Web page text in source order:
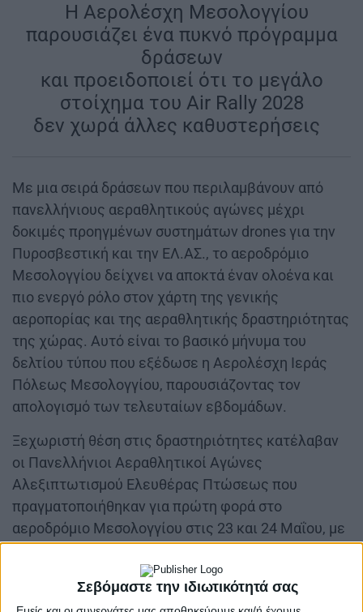
Σεβόμαστε την ιδιωτικότητά σας
Η Αερολέσχη Μεσολογγίου
παρουσιάζει ένα πυκνό πρόγραμμα
δράσεων
και προειδοποιεί ότι το μεγάλο
στοίχημα του Air Rally 2028
δεν χωρά άλλες καθυστερήσεις
Με μια σειρά δράσεων που περιλαμβάνουν από
πανελλήνιους αεραθλητικούς αγώνες μέχρι
δοκιμές προηγμένων συστημάτων drones για την
Πυροσβεστική και την ΕΛ.ΑΣ., το αεροδρόμιο
Μεσολογγίου δείχνει να αποκτά έναν ολοένα και
πιο ενεργό ρόλο στον χάρτη της γενικής
αεροπορίας και της αεραθλητικής δραστηριότητας
της χώρας. Αυτό είναι το βασικό μήνυμα του
δελτίου τύπου που εξέδωσε η Αερολέσχη Ιεράς
Πόλεως Μεσολογγίου, παρουσιάζοντας τον
απολογισμό των τελευταίων εβδομάδων.
Ξεχωριστή θέση στις δραστηριότητες κατέλαβαν
οι Πανελλήνιοι Αεραθλητικοί Αγώνες
Αλεξιπτωτισμού Ελευθέρας Πτώσεως που
πραγματοποιήθηκαν για πρώτη φορά στο
αεροδρόμιο Μεσολογγίου στις 23 και 24 Μαΐου, με
περιοχές της χώρας. Οι συμμετέχοντες
πραγματοποίησαν άλματα από ύψος 5.000 ποδιών,